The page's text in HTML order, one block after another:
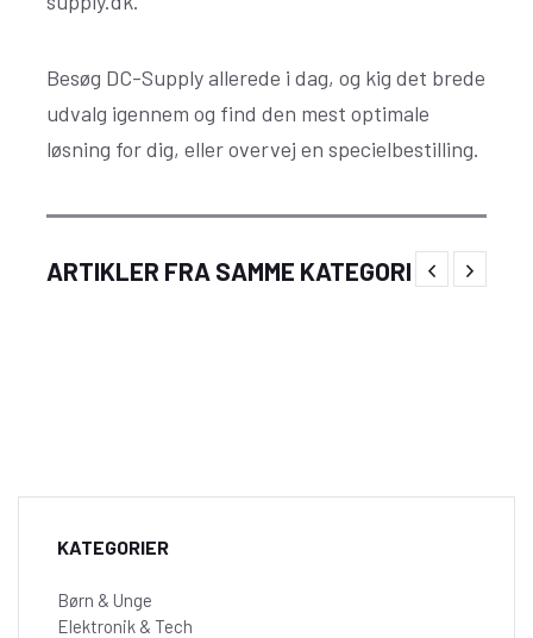
Besøg DC-Supply allerede i dag, og kig det brede
udvalg igennem og find den mest optimale
løsning for dig, eller overvej en specielbestilling.
ARTIKLER FRA SAMME KATEGORI
Muleposer med logo som personlig og
praktisk branding i hverdagen
KATEGORIER
Børn & Unge
Elektronik & Tech